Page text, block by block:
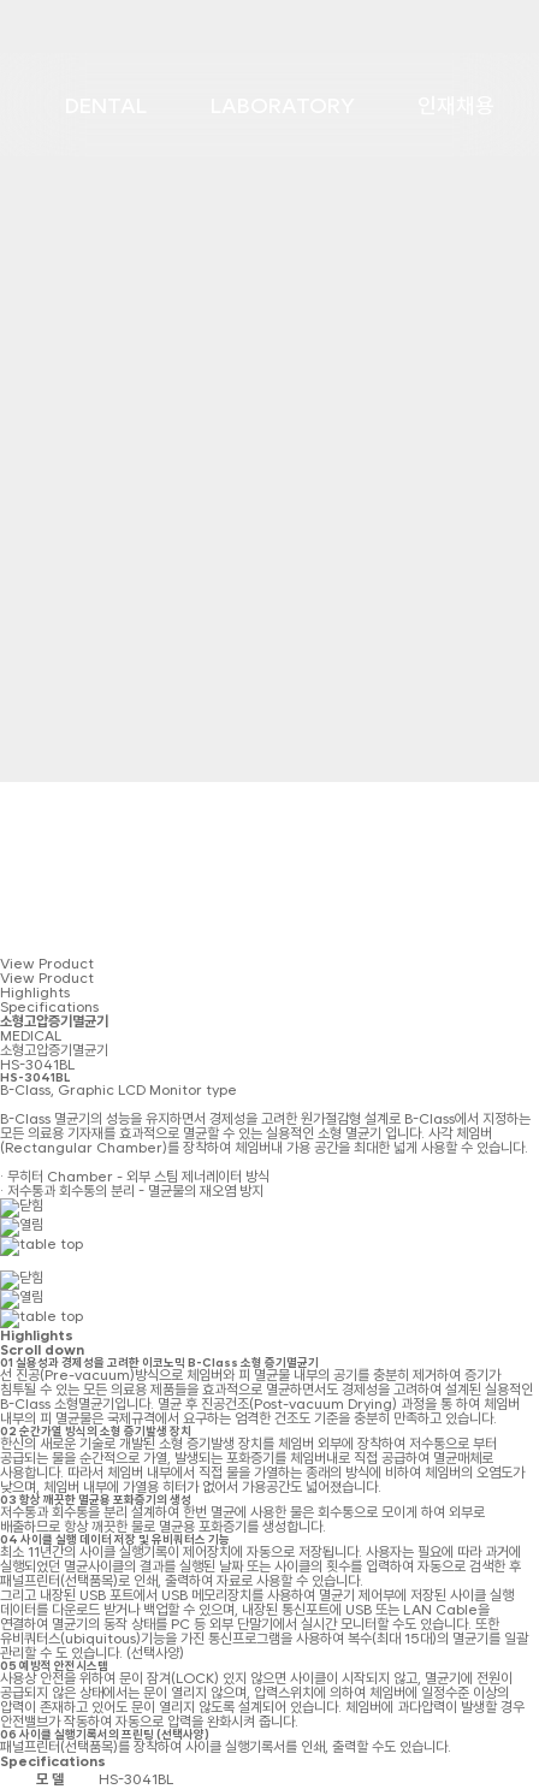
View Product
View Product
Highlights
Specifications
소형고압증기멸균기
MEDICAL
소형고압증기멸균기
HS-3041BL
HS-3041BL
B-Class, Graphic LCD Monitor type
B-Class 멸균기의 성능을 유지하면서 경제성을 고려한 원가절감형 설계로 B-Class에서 지정하는
모든 의료용 기자재를 효과적으로 멸균할 수 있는 실용적인 소형 멸균기 입니다. 사각 체임버
(Rectangular Chamber)를 장착하여 체임버내 가용 공간을 최대한 넓게 사용할 수 있습니다.
· 무히터 Chamber - 외부 스팀 제너레이터 방식
· 저수통과 회수통의 분리 - 멸균물의 재오염 방지
Highlights
Scroll down
01 실용성과 경제성을 고려한 이코노믹 B-Class 소형 증기멸균기
선 진공(Pre-vacuum)방식으로 체임버와 피 멸균물 내부의 공기를 충분히 제거하여 증기가
침투될 수 있는 모든 의료용 제품들을 효과적으로 멸균하면서도 경제성을 고려하여 설계된 실용적인
B-Class 소형멸균기입니다. 멸균 후 진공건조(Post-vacuum Drying) 과정을 통 하여 체임버
내부의 피 멸균물은 국제규격에서 요구하는 엄격한 건조도 기준을 충분히 만족하고 있습니다.
02 순간가열 방식의 소형 증기발생 장치
한신의 새로운 기술로 개발된 소형 증기발생 장치를 체임버 외부에 장착하여 저수통으로 부터
공급되는 물을 순간적으로 가열, 발생되는 포화증기를 체임버내로 직접 공급하여 멸균매체로
사용합니다. 따라서 체임버 내부에서 직접 물을 가열하는 종래의 방식에 비하여 체임버의 오염도가
낮으며, 체임버 내부에 가열용 히터가 없어서 가용공간도 넓어졌습니다.
03 항상 깨끗한 멸균용 포화증기의 생성
저수통과 회수통을 분리 설계하여 한번 멸균에 사용한 물은 회수통으로 모이게 하여 외부로
배출하므로 항상 깨끗한 물로 멸균용 포화증기를 생성합니다.
04 사이클 실행 데이터 저장 및 유비쿼터스 기능
최소 11년간의 사이클 실행기록이 제어장치에 자동으로 저장됩니다. 사용자는 필요에 따라 과거에
실행되었던 멸균사이클의 결과를 실행된 날짜 또는 사이클의 횟수를 입력하여 자동으로 검색한 후
패널프린터(선택품목)로 인쇄, 출력하여 자료로 사용할 수 있습니다.
그리고 내장된 USB 포트에서 USB 메모리장치를 사용하여 멸균기 제어부에 저장된 사이클 실행
데이터를 다운로드 받거나 백업할 수 있으며, 내장된 통신포트에 USB 또는 LAN Cable을
연결하여 멸균기의 동작 상태를 PC 등 외부 단말기에서 실시간 모니터할 수도 있습니다. 또한
유비쿼터스(ubiquitous)기능을 가진 통신프로그램을 사용하여 복수(최대 15대)의 멸균기를 일괄
관리할 수 도 있습니다. (선택사양)
05 예방적 안전시스템
사용상 안전을 위하여 문이 잠겨(LOCK) 있지 않으면 사이클이 시작되지 않고, 멸균기에 전원이
공급되지 않은 상태에서는 문이 열리지 않으며, 압력스위치에 의하여 체임버에 일정수준 이상의
압력이 존재하고 있어도 문이 열리지 않도록 설계되어 있습니다. 체임버에 과다압력이 발생할 경우
안전밸브가 작동하여 자동으로 압력을 완화시켜 줍니다.
06 사이클 실행기록서의 프린팅 (선택사양)
패널프린터(선택품목)를 장착하여 사이클 실행기록서를 인쇄, 출력할 수도 있습니다.
Specifications
모 델
HS-3041BL